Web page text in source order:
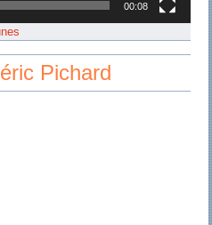
00:08
Pichard